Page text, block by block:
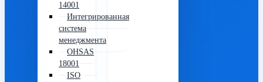
14001
Интегрированная
система
менеджмента
OHSAS
18001
ISO